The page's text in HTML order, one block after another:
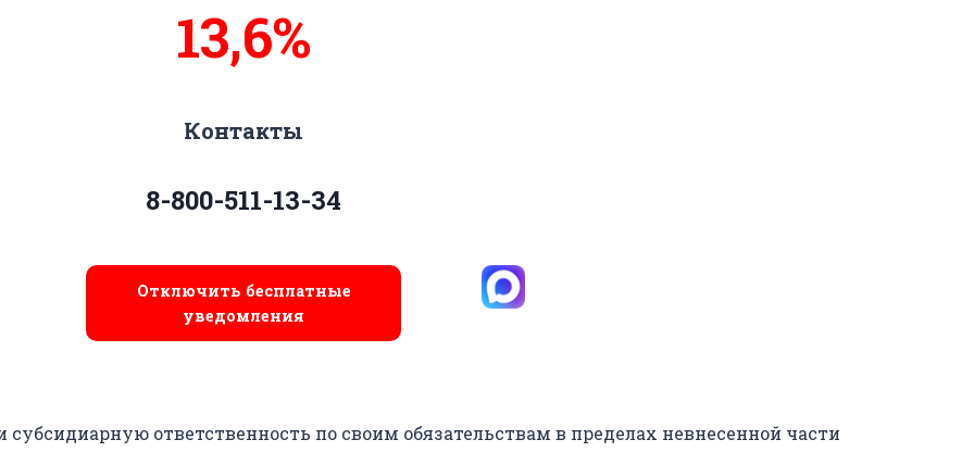
13,9%
Контакты
8-800-511-13-34
Отключить бесплатные
уведомления
ответственность по своим обязательствам в пределах невнесенной части